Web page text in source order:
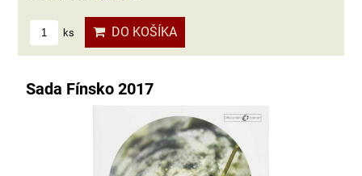
ks DO KOŠÍKA
Sada Fínsko 2017